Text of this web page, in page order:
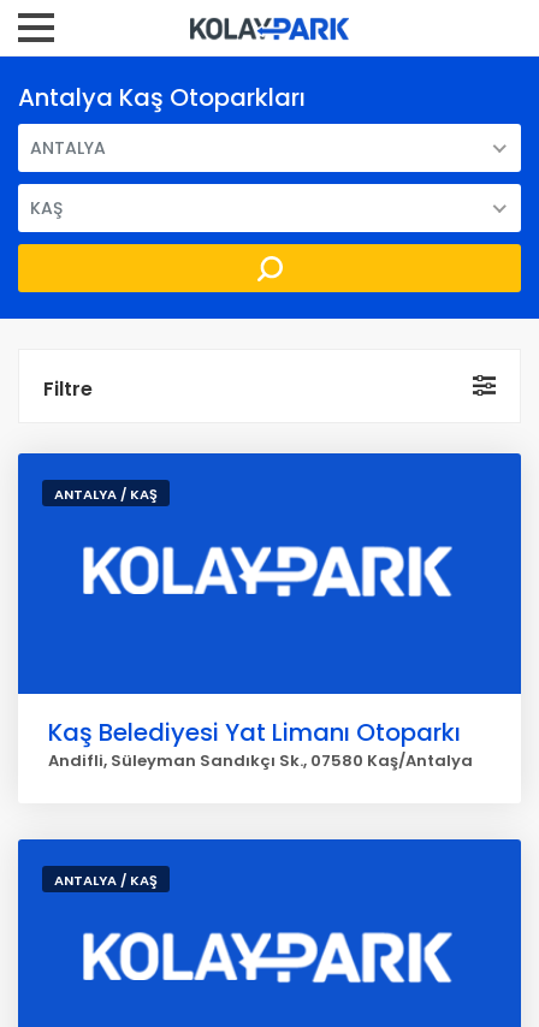
Antalya Kaş Otoparkları
ANTALYA
KAŞ
Filtre
ANTALYA / KAŞ
Kaş Belediyesi Yat Limanı Otoparkı
Andifli, Süleyman Sandıkçı Sk., 07580 Kaş/Antalya
ANTALYA / KAŞ